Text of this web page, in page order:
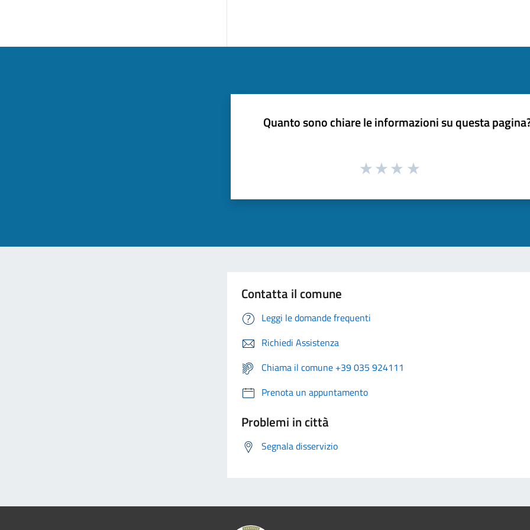
Quanto sono chiare le informazioni su questa
Contatta il comune
Leggi le domande frequenti
Richiedi Assistenza
Chiama il comune +39 035 924111
Prenota un appuntamento
Problemi in città
Segnala disservizio